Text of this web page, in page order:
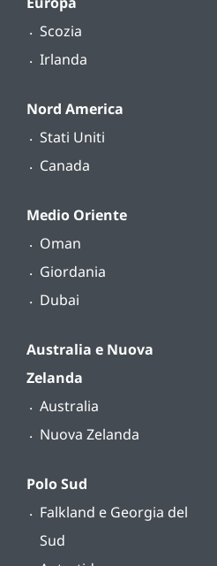
Scozia
Irlanda
Nord America
Stati Uniti
Canada
Medio Oriente
Oman
Giordania
Dubai
Australia e Nuova
Zelanda
Australia
Nuova Zelanda
Polo Sud
Falkland e Georgia del
Sud